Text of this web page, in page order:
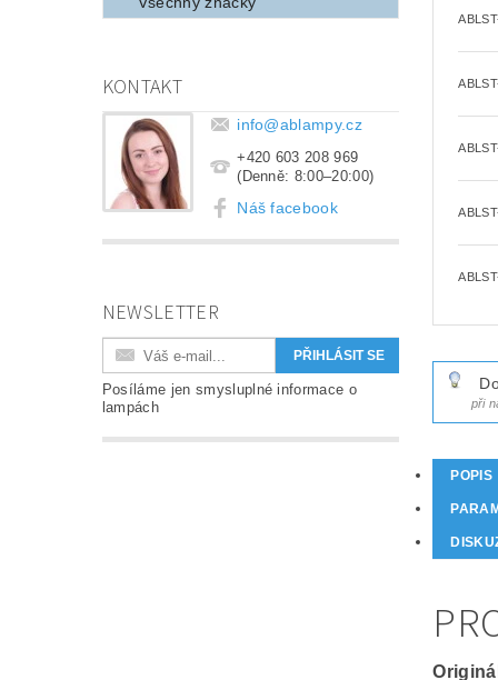
KONTAKT
info@ablampy.cz
+420 603 208 969
(Denně: 8:00–20:00)
Náš facebook
NEWSLETTER
Posíláme jen smysluplné informace o
lampách
při
POPIS